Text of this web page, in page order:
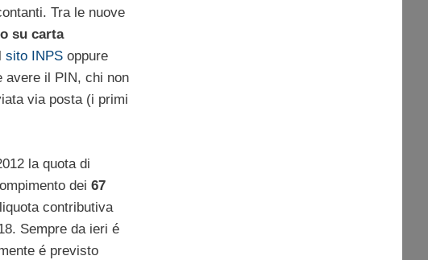
Tra le nuove
su carta
sito INPS oppure
avere il PIN, chi non
via posta (i primi
la quota di
dei 67
contributiva
Sempre da ieri é
é previsto